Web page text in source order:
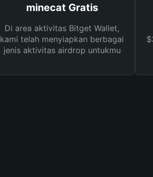
minecat Gratis
Di area aktivitas Bitget Wallet,
kami telah menyiapkan berbagai
jenis aktivitas airdrop untukmu